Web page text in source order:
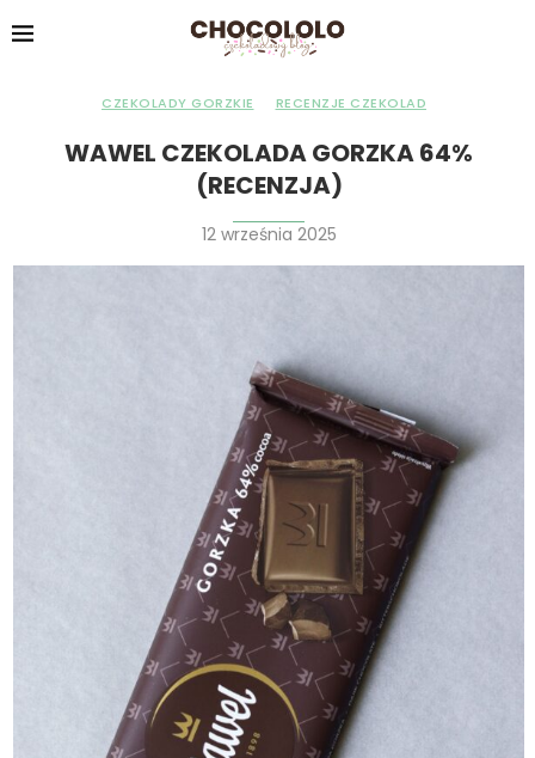
CZEKOLADY GORZKIE RECENZJE CZEKOLAD
WAWEL CZEKOLADA GORZKA 64%
(RECENZJA)
12 września 2025